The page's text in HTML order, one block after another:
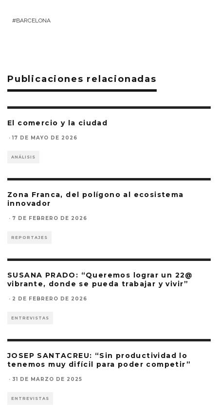
BARCELONA
Publicaciones relacionadas
El comercio y la ciudad
· 17 DE MAYO DE 2026
ANÁLISIS
Zona Franca, del polígono al ecosistema
innovador
· 7 DE FEBRERO DE 2026
REPORTAJES
SUSANA PRADO: “Queremos lograr un 22@
vibrante, donde se pueda trabajar y vivir”
· 2 DE FEBRERO DE 2026
ENTREVISTAS
JOSEP SANTACREU: “Sin productividad lo
tenemos muy difícil para poder competir”
· 31 DE MARZO DE 2025
ENTREVISTAS